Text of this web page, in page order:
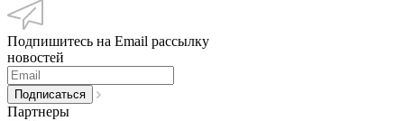
Подпишитесь на Email рассылку
новостей
Партнеры